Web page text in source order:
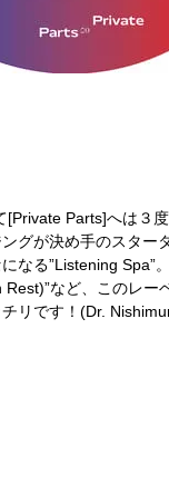
Parts]へは３
グが決め手のスター
なる”Listening Spa”
など、このレ
リです！(Dr.